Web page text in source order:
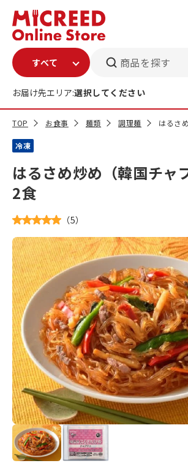
商品を探す
お届け先エリア:選択してください
TOP お食事 麺類 調理麺 はるさ
冷凍
はるさめ炒め（韓国チャ
2食
（5）